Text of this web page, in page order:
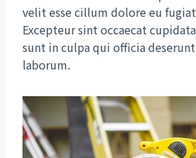
velit esse cillum dolore eu
Excepteur sint occaecat
sunt in culpa qui officia
laborum.